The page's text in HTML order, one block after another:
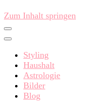
Zum Inhalt springen
Styling
Haushalt
Astrologie
Bilder
Blog